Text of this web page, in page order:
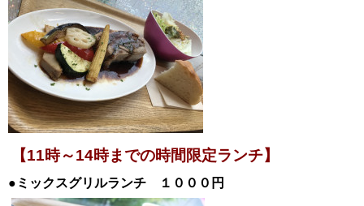
【11時～14時までの時間限定ランチ】
●ミックスグリルランチ １０００円